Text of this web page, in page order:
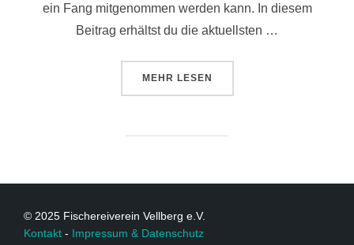
ein Fang mitgenommen werden kann. In diesem
Beitrag erhältst du die aktuellsten …
MEHR LESEN
© 2025 Fischereiverein Vellberg e.V.
Kontakt - Impressum & Datenschutz